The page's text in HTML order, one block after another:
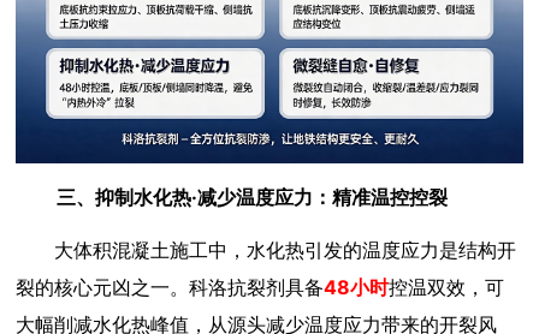
三、抑制水化热·减少温度应力：精准温控控裂
大体积混凝土施工中，水化热引发的温度应力是结构开
裂的核心元凶之一。科洛抗裂剂具备48小时控温双效，可
大幅削减水化热峰值，从源头减少温度应力带来的开裂风